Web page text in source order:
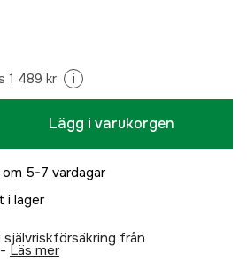
1 489 kr i
Lägg i varukorgen
om 5-7 vardagar
i lager
självriskförsäkring från
läs mer